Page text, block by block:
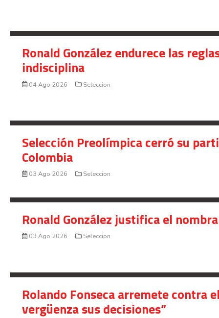
Ronald González endurece las
indisciplina
04 Ago 2026 Seleccion
Selección Preolímpica cerró su
Colombia
03 Ago 2026 Seleccion
Ronald González justifica el
03 Ago 2026 Seleccion
Rolando Fonseca arremete contra
vergüenza sus decisiones”